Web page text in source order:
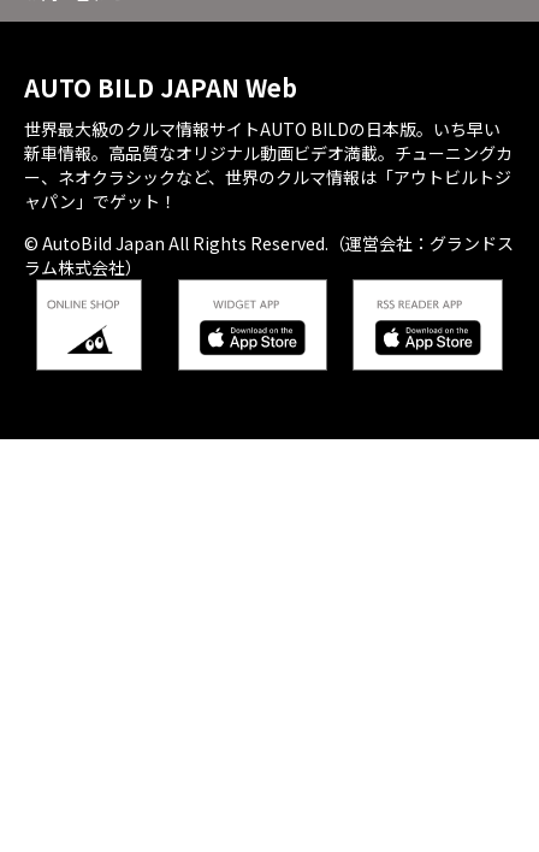
AUTO BILD JAPAN Web
世界最大級のクルマ情報サイトAUTO BILDの日本版。いち早い
新車情報。高品質なオリジナル動画ビデオ満載。チューニングカ
ー、ネオクラシックなど、世界のクルマ情報は「アウトビルトジ
ャパン」でゲット！
© AutoBild Japan All Rights Reserved.（運営会社：グランドス
ラム株式会社）